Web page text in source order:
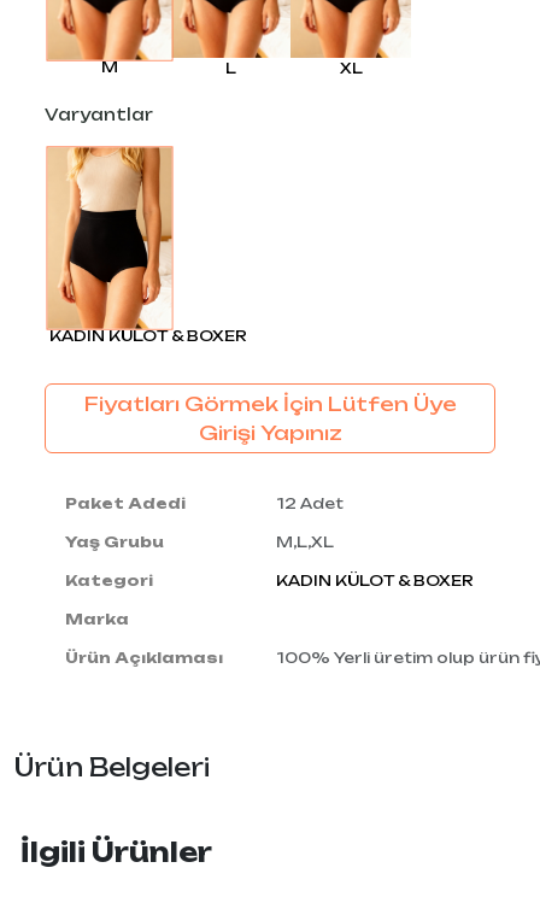
M L XL
Varyantlar
KADIN KÜLOT & BOXER
Fiyatları Görmek İçin Lütfen Üye
Girişi Yapınız
Paket Adedi 12 Adet
Yaş Grubu M,L,XL
Kategori KADIN KÜLOT & BOXER
Marka
Ürün Açıklaması 100% Yerli üretim olup ürün
Ürün Belgeleri
İlgili Ürünler